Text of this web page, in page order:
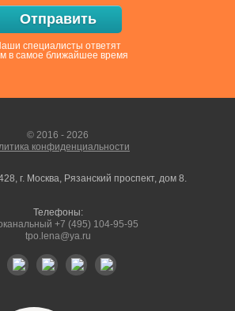
Отправить
специалисты ответят
в самое ближайшее время
© 2016 - 2026
конфиденциальности
г. Москва, Рязанский проспект, дом 8.
Телефоны:
+7 (495) 104-95-95
tpo.lena@ya.ru